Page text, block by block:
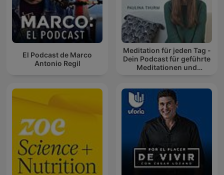
El Podcast de Marco
Antonio Regil
Meditation für jeden Tag -
Dein Podcast für geführte
Meditationen und